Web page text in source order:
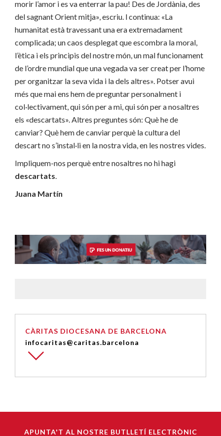
morir l’amor i es va enterrar la pau! Des de Jordània, des
del sagnant Orient mitja», escriu. l continua: «La
humanitat està travessant una era extremadament
complicada; un caos desplegat que escombra la moral,
l’ètica i els principis del nostre món, un mal funcionament
de l’ordre mundial que una vegada va ser creat per l’home
per organitzar la seva vida i la dels altres». Potser avui
més que mai ens hem de preguntar personalment i
col·lectivament, qui són per a mi, qui són per a nosaltres
els «descartats». Altres preguntes són: Què he de
canviar? Què hem de canviar perquè la cultura del
descart no s’instal·li en la nostra vida, en les nostres vides.
Impliquem-nos perquè entre nosaltres no hi hagi
descartats.
Juana Martín
CÀRITAS DIOCESANA DE BARCELONA
infocaritas@caritas.barcelona
APUNTA'T AL NOSTRE BUTLLETÍ ELECTRÒNIC